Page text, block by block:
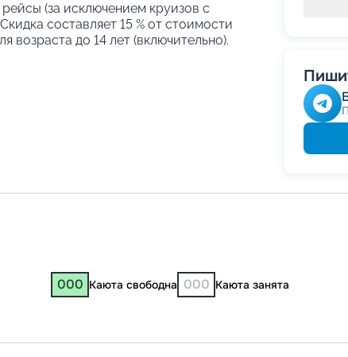
(за исключением круизов с
составляет 15 % от стоимости
возраста до 14 лет (включительно).
000 Каюта свободна 000 Каюта занята